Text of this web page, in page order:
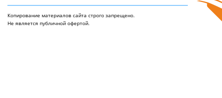
Копирование материалов сайта строго запрещено.
Не является публичной офертой.